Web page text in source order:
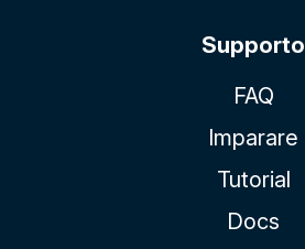
Supporto
FAQ
Imparare
Tutorial
Docs